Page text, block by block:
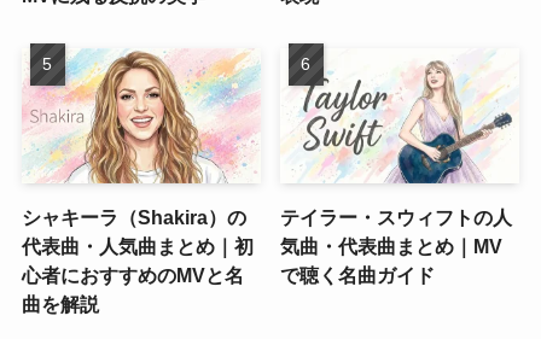
シャキーラ（Shakira）の
代表曲・人気曲まとめ｜初
心者におすすめのMVと名
曲を解説
テイラー・スウィフトの人
気曲・代表曲まとめ｜MV
で聴く名曲ガイド